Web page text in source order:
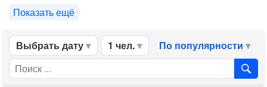
Показать ещё
Выбрать дату 1 чел. По популярности